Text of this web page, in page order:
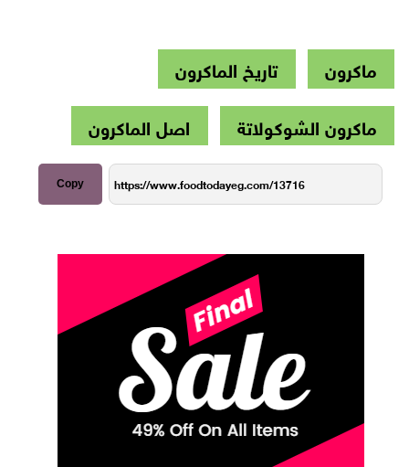
ماكرون
تاريخ الماكرون
ماكرون الشوكولاتة
اصل الماكرون
Copy